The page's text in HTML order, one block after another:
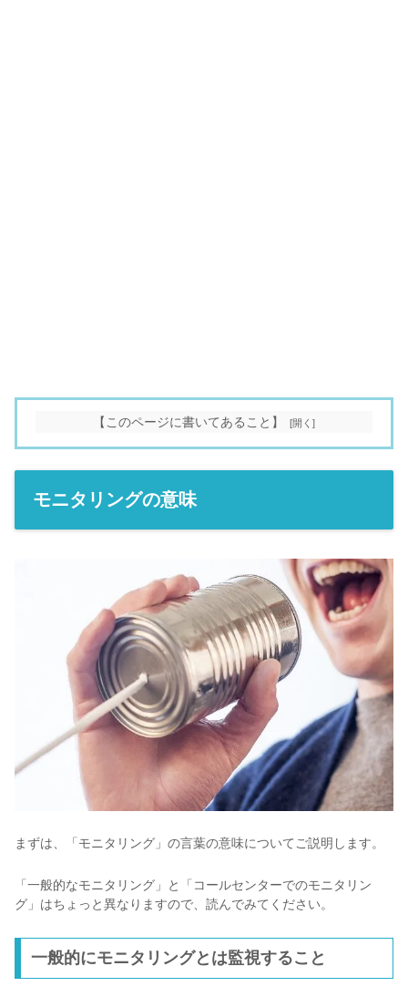
【このページに書いてあること】
モニタリングの意味
まずは、「モニタリング」の言葉の意味についてご説明します。
「一般的なモニタリング」と「コールセンターでのモニタリン
グ」はちょっと異なりますので、読んでみてください。
一般的にモニタリングとは監視すること